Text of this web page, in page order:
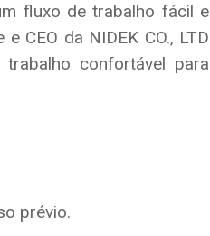
fluxo de trabalho fácil e
CEO da NIDEK CO., LTD
confortável para
prévio.